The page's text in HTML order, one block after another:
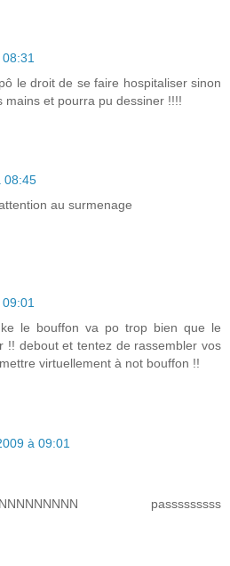
le droit de se faire hospitaliser sinon
mains et pourra pu dessiner !!!!
08:45
au surmenage
09:01
le bouffon va po trop bien que le
!! debout et tentez de rassembler vos
virtuellement à not bouffon !!
à 09:01
passsssssss